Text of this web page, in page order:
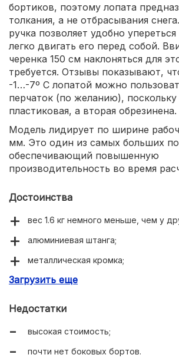
бортиков, поэтому лопата
толкания, а не отбрасывания
ручка позволяет удобно
легко двигать его перед собой.
черенка 150 см наклоняться для
требуется. Отзывы показывают,
-1…-7º С лопатой можно
перчаток (по желанию), поскольку
пластиковая, а вторая обрезинена.
Модель лидирует по ширине
мм. Это один из самых больших
обеспечивающий повышенную
производительность во время
Достоинства
вес 1.6 кг немного меньше, чем у
алюминиевая штанга;
металлическая кромка;
фиксация черенка дополнительным
Загрузить еще
Недостатки
высокая стоимость;
почти нет боковых бортов.